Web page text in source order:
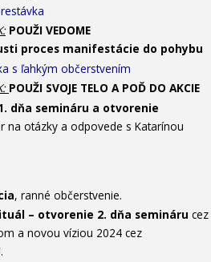
POUŽI VEDOME
proces manifestácie do pohybu
s ľahkým občerstvením
POUŽI SVOJE TELO A POĎ DO AKCIE
dňa semináru a otvorenie
na otázky a odpovede s Katarínou
, ranné občerstvenie.
– otvorenie 2. dňa semináru cez
a novou víziou 2024 cez